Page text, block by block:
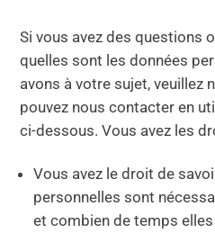
Si vous avez des questions
quelles sont les données
avons à votre sujet, veuillez
pouvez nous contacter en
ci-dessous. Vous avez les
Vous avez le droit de
personnelles sont
et combien de temps